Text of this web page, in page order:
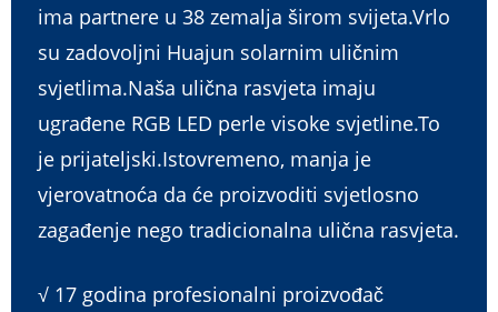
ima partnere u 38 zemalja širom svijeta.Vrlo
su zadovoljni Huajun solarnim uličnim
svjetlima.Naša ulična rasvjeta imaju
ugrađene RGB LED perle visoke svjetline.To
je prijateljski.Istovremeno, manja je
vjerovatnoća da će proizvoditi svjetlosno
zagađenje nego tradicionalna ulična rasvjeta.
√ 17 godina profesionalni proizvođač